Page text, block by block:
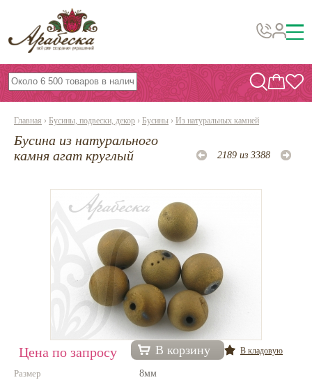
Бусины, подвески, декор
Бисер
Фурнитура
Инструменты и материалы
Эпоксидная смола
Шнуры, ленты, нитки
По темам и сезонам
Бисер TOHO
Нетемнеющая фурнитура
Всё для вышивки
Главная › Бусины, подвески, декор › Бусины › Из натуральных камней
Бусина из натурального
камня агат круглый
2189 из 3388
Цена по запросу В корзину В кладовую
Размер
8мм